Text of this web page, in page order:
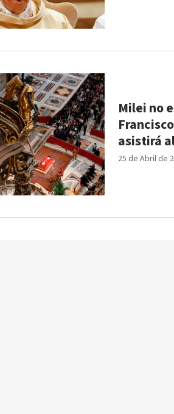
25 de Abril de
Milei no
asistirá